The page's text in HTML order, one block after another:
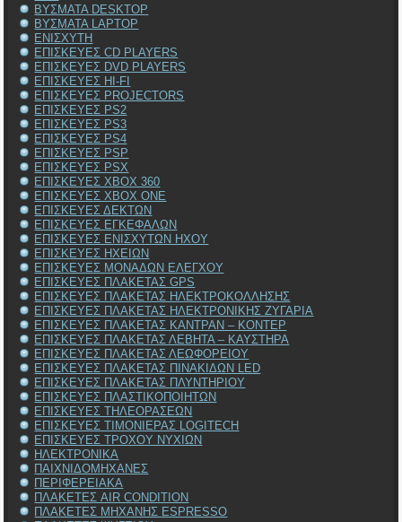
ΒΥΣΜΑΤΑ DESKTOP
ΒΥΣΜΑΤΑ LAPTOP
ΕΝΙΣΧΥΤΗ
ΕΠΙΣΚΕΥΕΣ CD PLAYERS
ΕΠΙΣΚΕΥΕΣ DVD PLAYERS
ΕΠΙΣΚΕΥΕΣ HI-FI
ΕΠΙΣΚΕΥΕΣ PROJECTORS
ΕΠΙΣΚΕΥΕΣ PS2
ΕΠΙΣΚΕΥΕΣ PS3
ΕΠΙΣΚΕΥΕΣ PS4
ΕΠΙΣΚΕΥΕΣ PSP
ΕΠΙΣΚΕΥΕΣ PSX
ΕΠΙΣΚΕΥΕΣ XBOX 360
ΕΠΙΣΚΕΥΕΣ XBOX ONE
ΕΠΙΣΚΕΥΕΣ ΔΕΚΤΩΝ
ΕΠΙΣΚΕΥΕΣ ΕΓΚΕΦΑΛΩΝ
ΕΠΙΣΚΕΥΕΣ ΕΝΙΣΧΥΤΩΝ ΗΧΟΥ
ΕΠΙΣΚΕΥΕΣ ΗΧΕΙΩΝ
ΕΠΙΣΚΕΥΕΣ ΜΟΝΑΔΩΝ ΕΛΕΓΧΟΥ
ΕΠΙΣΚΕΥΕΣ ΠΛΑΚΕΤΑΣ GPS
ΕΠΙΣΚΕΥΕΣ ΠΛΑΚΕΤΑΣ ΗΛΕΚΤΡΟΚΟΛΛΗΣΗΣ
ΕΠΙΣΚΕΥΕΣ ΠΛΑΚΕΤΑΣ ΗΛΕΚΤΡΟΝΙΚΗΣ ΖΥΓΑΡΙΑ
ΕΠΙΣΚΕΥΕΣ ΠΛΑΚΕΤΑΣ ΚΑΝΤΡΑΝ – ΚΟΝΤΕΡ
ΕΠΙΣΚΕΥΕΣ ΠΛΑΚΕΤΑΣ ΛΕΒΗΤΑ – ΚΑΥΣΤΗΡΑ
ΕΠΙΣΚΕΥΕΣ ΠΛΑΚΕΤΑΣ ΛΕΩΦΟΡΕΙΟΥ
ΕΠΙΣΚΕΥΕΣ ΠΛΑΚΕΤΑΣ ΠΙΝΑΚΙΔΩΝ LED
ΕΠΙΣΚΕΥΕΣ ΠΛΑΚΕΤΑΣ ΠΛΥΝΤΗΡΙΟΥ
ΕΠΙΣΚΕΥΕΣ ΠΛΑΣΤΙΚΟΠΟΙΗΤΩΝ
ΕΠΙΣΚΕΥΕΣ ΤΗΛΕΟΡΑΣΕΩΝ
ΕΠΙΣΚΕΥΕΣ ΤΙΜΟΝΙΕΡΑΣ LOGITECH
ΕΠΙΣΚΕΥΕΣ ΤΡΟΧΟΥ ΝΥΧΙΩΝ
ΗΛΕΚΤΡΟΝΙΚΑ
ΠΑΙΧΝΙΔΟΜΗΧΑΝΕΣ
ΠΕΡΙΦΕΡΕΙΑΚΑ
ΠΛΑΚΕΤΕΣ AIR CONDITION
ΠΛΑΚΕΤΕΣ ΜΗΧΑΝΗΣ ESPRESSO